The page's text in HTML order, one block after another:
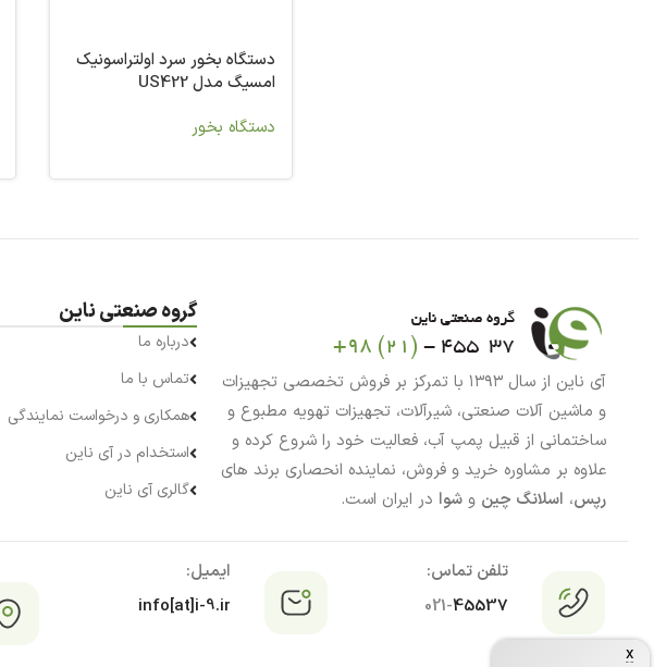
دستگاه بخور سرد اولتراسونیک
امسیگ مدل US422
دستگاه بخور
آی ناین از سال ۱۳۹۳ با تمرکز بر فروش تخصصی تجهیزات
و ماشین آلات صنعتی، شیرآلات، تجهیزات تهویه مطبوع و
ساختمانی از قبیل پمپ آب، فعالیت خود را شروع کرده و
علاوه بر مشاوره خرید و فروش، نماینده انحصاری برند های
رپس، اسلانگ چین و شوا در ایران است.
گروه صنعتی ناین
درباره ما
تماس با ما
همکاری و درخواست نمایندگی
استخدام در آی ناین
گالری آی ناین
تلفن تماس:
021-45537
ایمیل:
info[at]i-9.ir
x